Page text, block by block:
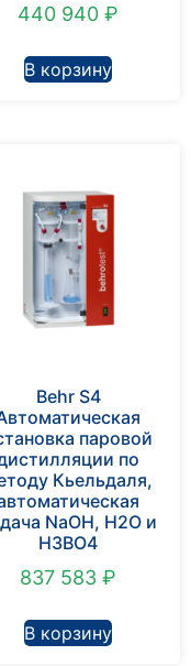
440 940 ₽
В корзину
Behr S4
паровой
по
Кьельдаля,
NaOH, H2O и
H3BO4
837 583 ₽
В корзину